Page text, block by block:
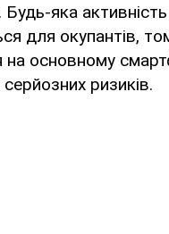
. Будь-яка
для окупантів,
на основному
ризиків.